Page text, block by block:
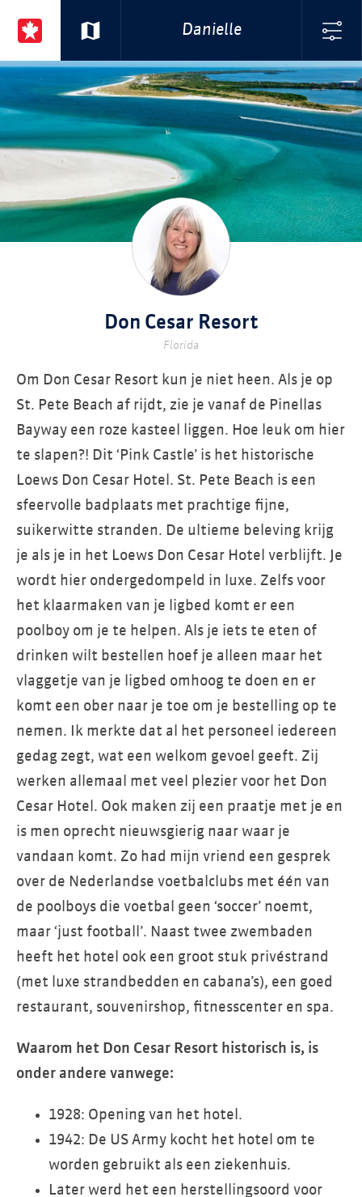
Danielle
Don Cesar Resort
Florida
Om Don Cesar Resort kun je niet heen. Als je op
St. Pete Beach af rijdt, zie je vanaf de Pinellas
Bayway een roze kasteel liggen. Hoe leuk om hier
te slapen?! Dit ‘Pink Castle’ is het historische
Loews Don Cesar Hotel. St. Pete Beach is een
sfeervolle badplaats met prachtige fijne,
suikerwitte stranden. De ultieme beleving krijg
je als je in het Loews Don Cesar Hotel verblijft. Je
wordt hier ondergedompeld in luxe. Zelfs voor
het klaarmaken van je ligbed komt er een
poolboy om je te helpen. Als je iets te eten of
drinken wilt bestellen hoef je alleen maar het
vlaggetje van je ligbed omhoog te doen en er
komt een ober naar je toe om je bestelling op te
nemen. Ik merkte dat al het personeel iedereen
gedag zegt, wat een welkom gevoel geeft. Zij
werken allemaal met veel plezier voor het Don
Cesar Hotel. Ook maken zij een praatje met je en
is men oprecht nieuwsgierig naar waar je
vandaan komt. Zo had mijn vriend een gesprek
over de Nederlandse voetbalclubs met één van
de poolboys die voetbal geen ‘soccer’ noemt,
maar ‘just football’. Naast twee zwembaden
heeft het hotel ook een groot stuk privéstrand
(met luxe strandbedden en cabana’s), een goed
restaurant, souvenirshop, fitnesscenter en spa.
Waarom het Don Cesar Resort historisch is, is
onder andere vanwege:
1928: Opening van het hotel.
1942: De US Army kocht het hotel om te
worden gebruikt als een ziekenhuis.
Later werd het een herstellingsoord voor